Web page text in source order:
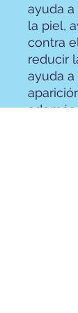
ayuda
la piel,
contra
reducir
ayuda